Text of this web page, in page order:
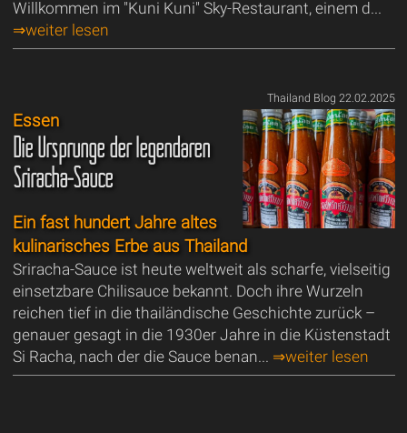
Willkommen im "Kuni Kuni" Sky-Restaurant, einem d...
⇒weiter lesen
Thailand Blog 22.02.2025
Essen
Die Ursprünge der legendären
Sriracha-Sauce
Ein fast hundert Jahre altes
kulinarisches Erbe aus Thailand
Sriracha-Sauce ist heute weltweit als scharfe, vielseitig
einsetzbare Chilisauce bekannt. Doch ihre Wurzeln
reichen tief in die thailändische Geschichte zurück –
genauer gesagt in die 1930er Jahre in die Küstenstadt
Si Racha, nach der die Sauce benan... ⇒weiter lesen